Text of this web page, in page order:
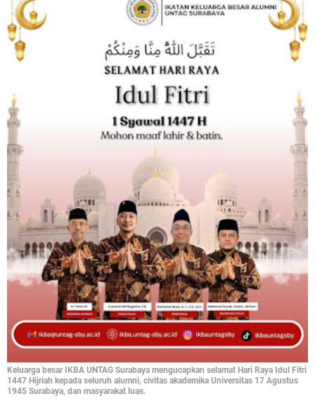
Keluarga besar IKBA UNTAG Surabaya mengucapkan selamat Hari Raya Idul Fitri
1447 Hijriah kepada seluruh alumni, civitas akademika Universitas 17 Agustus
1945 Surabaya, dan masyarakat luas.